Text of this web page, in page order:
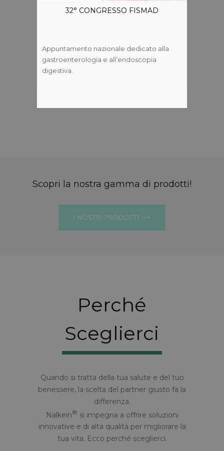
32° CONGRESSO FISMAD
Appuntamento nazionale dedicato alla
gastroenterologia e all’endoscopia
digestiva.
Scopri la nostra gamma di prodotti!
I NOSTRI PRODOTTI
Perché
Sceglierci
Quando si tratta della tua salute e del tuo
benessere, la scelta del partner giusto fa la
differenza.
Nalkein® si impegna a offrire soluzioni
innovative e di alta qualità per migliorare la
tua vita. Ecco perché sceglierci.